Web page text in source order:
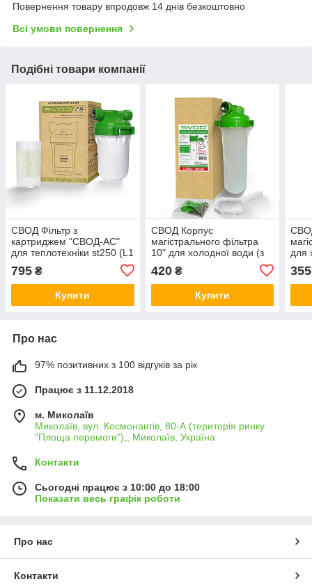
Повернення товару впродовж 14 днів безкоштовно
Всі умови повернення
Подібні товари компанії
СВОД Фільтр з
картриджем "СВОД-АС"
для теплотехніки st250 (L1
/ 2) підключення - латунна
різьба
795 ₴
Купити
СВОД Корпус
магістрального фільтра
10" для холодної води (з
латунною різьбою L 1/2)
420₴
Купити
для
355
Про нас
97% позитивних з 100 відгуків за рік
Працює з 11.12.2018
м. Миколаїв
Миколаїв, вул. Космонавтів, 80-А (територія ринку
"Площа перемоги"),, Миколаїв, Україна
Контакти
Сьогодні працює з 10:00 до 18:00
Показати весь графік роботи
Про нас
Контакти